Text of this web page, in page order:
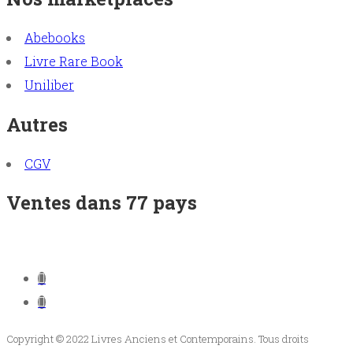
Abebooks
Livre Rare Book
Uniliber
Autres
CGV
Ventes dans 77 pays
Copyright © 2022 Livres Anciens et Contemporains. Tous droits